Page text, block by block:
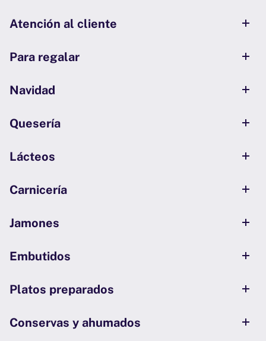
Atención al cliente
Para regalar
Navidad
Quesería
Lácteos
Carnicería
Jamones
Embutidos
Platos preparados
Conservas y ahumados